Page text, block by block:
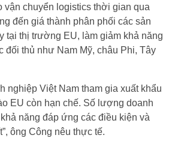
vận chuyển logistics thời gian qua
đến giá thành phân phối các sản
tại thị trường EU, làm giảm khả năng
đối thủ như Nam Mỹ, châu Phi, Tây
nghiệp Việt Nam tham gia xuất khẩu
EU còn hạn chế. Số lượng doanh
năng đáp ứng các điều kiện và
ông Công nêu thực tế.